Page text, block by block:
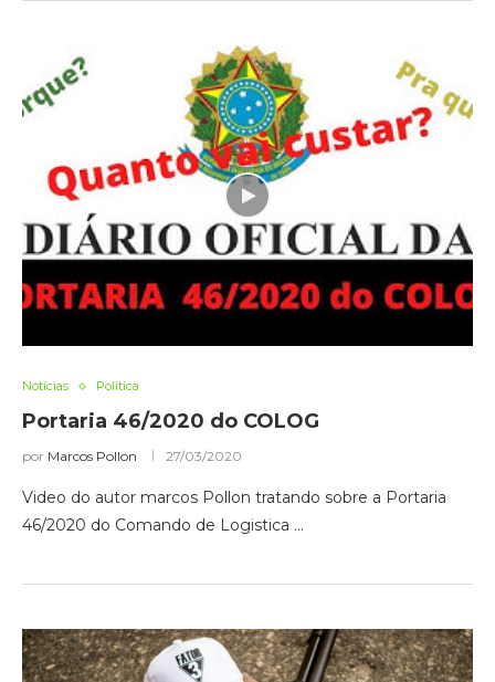
Notícias Política
Portaria 46/2020 do COLOG
por Marcos Pollon 27/03/2020
Video do autor marcos Pollon tratando sobre a Portaria
46/2020 do Comando de Logistica …